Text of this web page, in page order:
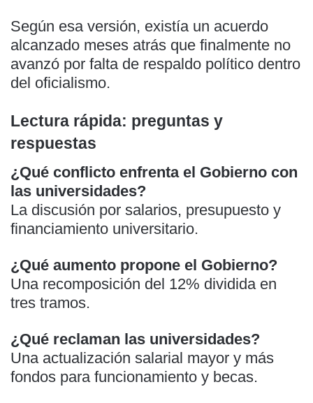
Según esa versión, existía un acuerdo
alcanzado meses atrás que finalmente no
avanzó por falta de respaldo político dentro
del oficialismo.
Lectura rápida: preguntas y
respuestas
¿Qué conflicto enfrenta el Gobierno con
las universidades?
La discusión por salarios, presupuesto y
financiamiento universitario.
¿Qué aumento propone el Gobierno?
Una recomposición del 12% dividida en
tres tramos.
¿Qué reclaman las universidades?
Una actualización salarial mayor y más
fondos para funcionamiento y becas.